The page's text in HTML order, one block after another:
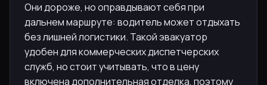
Они дороже, но оправдывают себя при
дальнем маршруте: водитель может отдыхать
без лишней логистики. Такой эвакуатор
удобен для коммерческих диспетчерских
служб, но стоит учитывать, что в цену
включена дополнительная отделка, поэтому